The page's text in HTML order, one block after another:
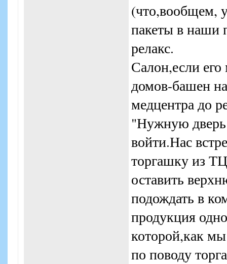
(что,вообщем,
пакеты в наши
релакс.
Салон,если его
домов-башен
медцентра до
"Нужную
войти.Нас
торгашку из
оставить
подождать в
продукция
которой,как
по поводу